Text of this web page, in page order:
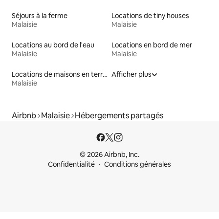
Séjours à la ferme
Malaisie
Locations de tiny houses
Malaisie
Locations au bord de l'eau
Malaisie
Locations en bord de mer
Malaisie
Locations de maisons en terre
Malaisie
Afficher plus
Airbnb Malaisie Hébergements partagés
© 2026 Airbnb, Inc.
Confidentialité
Conditions générales